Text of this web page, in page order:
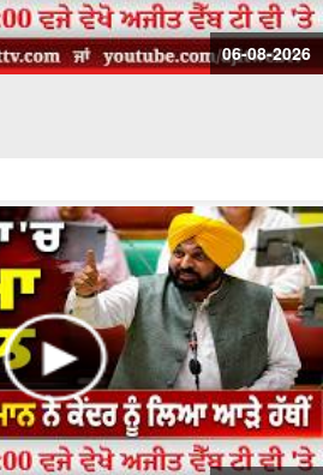
06-08-2026